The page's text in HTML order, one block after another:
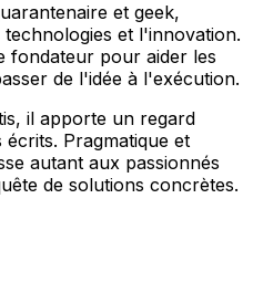
et geek,
et l'innovation.
fondateur pour aider les
de l'idée à l'exécution.
il apporte un regard
Pragmatique et
autant aux passionnés
de solutions concrètes.